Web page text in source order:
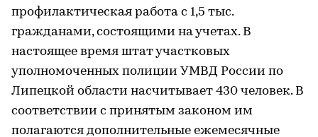
профилактическая работа с 1,5 тыс.
гражданами, состоящими на учетах. В
настоящее время штат участковых
уполномоченных полиции УМВД России по
Липецкой области насчитывает 430 человек. В
соответствии с принятым законом им
полагаются дополнительные ежемесячные